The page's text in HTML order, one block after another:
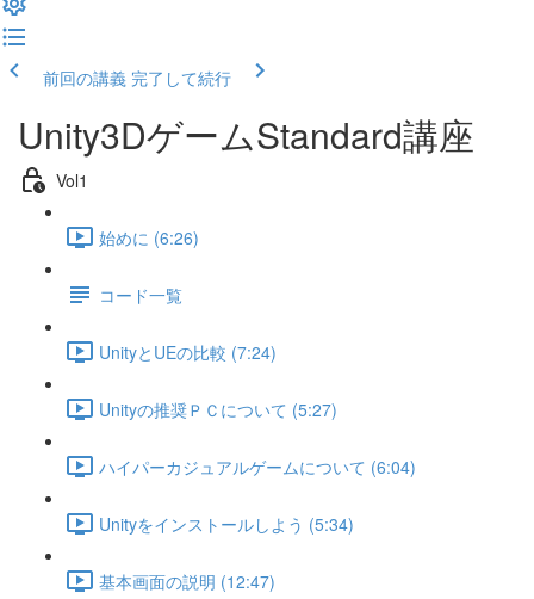
前回の講義 完了して続行
Unity3DゲームStandard講座
Vol1
始めに (6:26)
コード一覧
UnityとUEの比較 (7:24)
Unityの推奨ＰＣについて (5:27)
ハイパーカジュアルゲームについて (6:04)
Unityをインストールしよう (5:34)
基本画面の説明 (12:47)